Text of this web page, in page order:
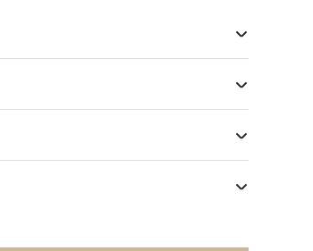
на другие материалы
фрезеровок (которые нельзя
лицевой части